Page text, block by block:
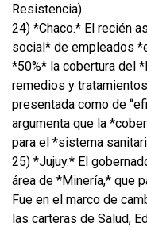
Resistencia).
24) *Chaco.* El recién
social* de empleados
*50%* la cobertura del
remedios y
presentada como de
argumenta que la
para el *sistema
25) *Jujuy.* El
área de *Minería,* que
Fue en el marco de
las carteras de Salud,